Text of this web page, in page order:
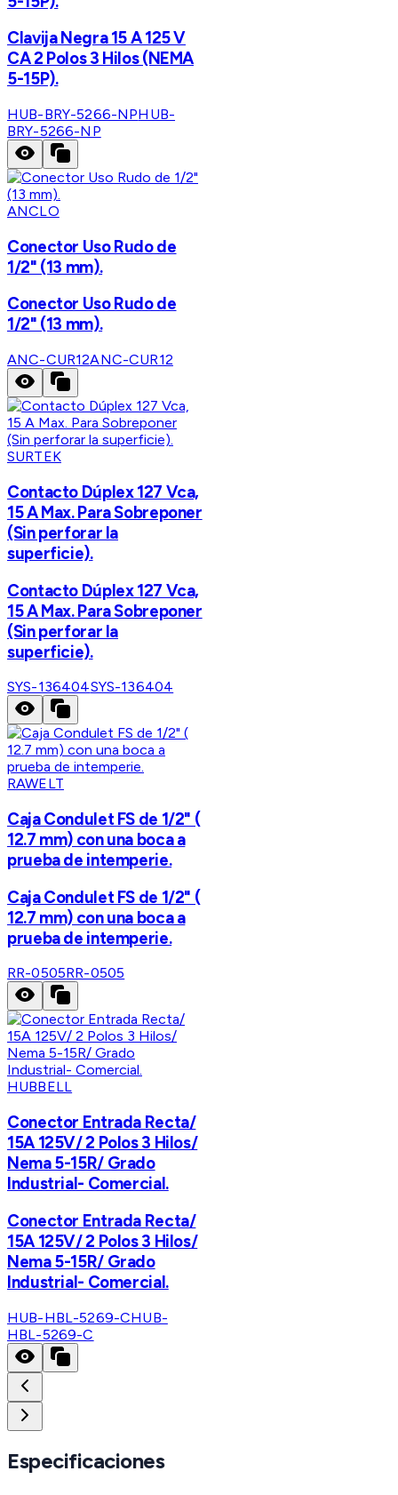
Clavija Negra 15 A 125 V
CA 2 Polos 3 Hilos (NEMA
5-15P).
HUB-BRY-5266-NPHUB-
BRY-5266-NP
ANCLO
Conector Uso Rudo de
1/2" (13 mm).
Conector Uso Rudo de
1/2" (13 mm).
ANC-CUR12ANC-CUR12
SURTEK
Contacto Dúplex 127 Vca,
15 A Max. Para Sobreponer
(Sin perforar la
superficie).
Contacto Dúplex 127 Vca,
15 A Max. Para Sobreponer
(Sin perforar la
superficie).
SYS-136404SYS-136404
RAWELT
Caja Condulet FS de 1/2" (
12.7 mm) con una boca a
prueba de intemperie.
Caja Condulet FS de 1/2" (
12.7 mm) con una boca a
prueba de intemperie.
RR-0505RR-0505
HUBBELL
Conector Entrada Recta/
15A 125V/ 2 Polos 3 Hilos/
Nema 5-15R/ Grado
Industrial- Comercial.
Conector Entrada Recta/
15A 125V/ 2 Polos 3 Hilos/
Nema 5-15R/ Grado
Industrial- Comercial.
HUB-HBL-5269-CHUB-
HBL-5269-C
Especificaciones